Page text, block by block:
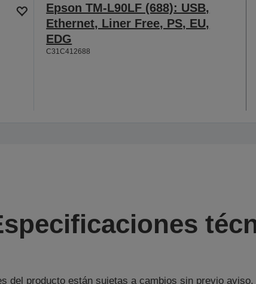
Epson TM-L90LF (688): USB,
Ethernet, Liner Free, PS, EU,
EDG
C31C412688
del producto están sujetas a cambios sin previo aviso.